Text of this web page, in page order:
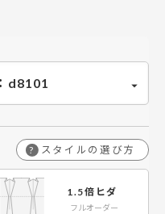
青みがかったとても綺麗
? スタイルの選び方
1.5倍ヒダ
フルオーダー